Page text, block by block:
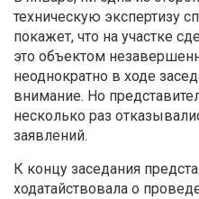
техническую экспертизу
покажет, что на участке
это объектом
неоднократно в ходе
внимание. Но
несколько раз
заявлений.
К концу заседания
ходатайствовала о